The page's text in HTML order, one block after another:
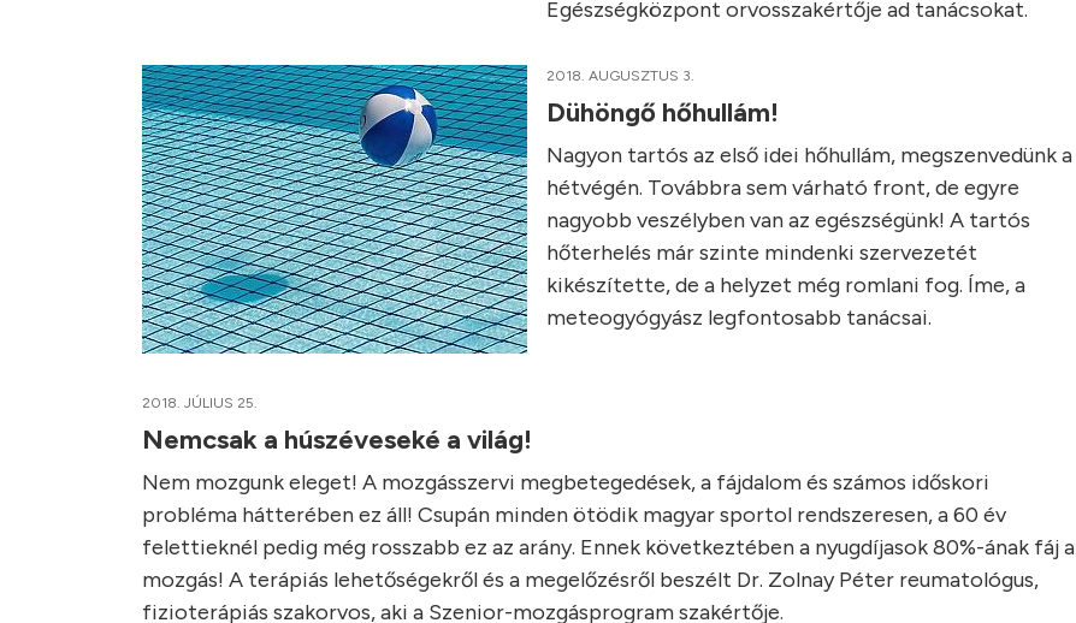
Egészségközpont orvosszakértője ad tanácsokat.
2018. AUGUSZTUS 3.
Dühöngő hőhullám!
Nagyon tartós az első idei hőhullám, megszenvedünk a
hétvégén. Továbbra sem várható front, de egyre
nagyobb veszélyben van az egészségünk! A tartós
hőterhelés már szinte mindenki szervezetét
kikészítette, de a helyzet még romlani fog. Íme, a
meteogyógyász legfontosabb tanácsai.
2018. JÚLIUS 25.
Nemcsak a húszéveseké a világ!
Nem mozgunk eleget! A mozgásszervi megbetegedések, a fájdalom és számos időskori
probléma hátterében ez áll! Csupán minden ötödik magyar sportol rendszeresen, a 60 év
felettieknél pedig még rosszabb ez az arány. Ennek következtében a nyugdíjasok 80%-ának fáj a
mozgás! A terápiás lehetőségekről és a megelőzésről beszélt Dr. Zolnay Péter reumatológus,
fizioterápiás szakorvos, aki a Szenior-mozgásprogram szakértője.